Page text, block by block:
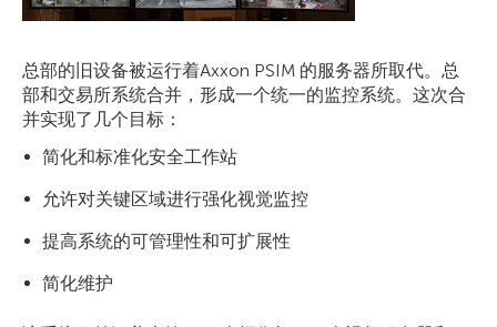
总部的旧设备被运行着Axxon PSIM 的服务器所取代。总
部和交易所系统合并，形成一个统一的监控系统。这次合
并实现了几个目标：
简化和标准化安全工作站
允许对关键区域进行强化视觉监控
提高系统的可管理性和可扩展性
简化维护